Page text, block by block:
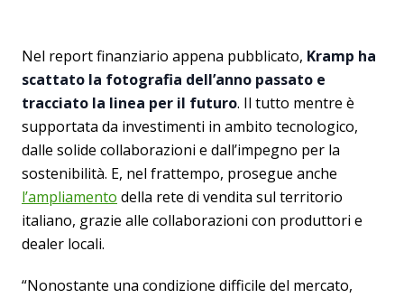
Nel report finanziario appena pubblicato, Kramp ha
scattato la fotografia dell’anno passato e
tracciato la linea per il futuro. Il tutto mentre è
supportata da investimenti in ambito tecnologico,
dalle solide collaborazioni e dall’impegno per la
sostenibilità. E, nel frattempo, prosegue anche
l’ampliamento della rete di vendita sul territorio
italiano, grazie alle collaborazioni con produttori e
dealer locali.
“Nonostante una condizione difficile del mercato,